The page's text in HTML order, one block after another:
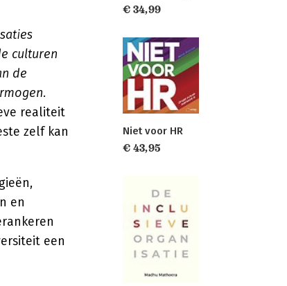
culturen
de
realiteit
zelf kan
en
een
€ 34,99
Niet voor HR
€ 43,95